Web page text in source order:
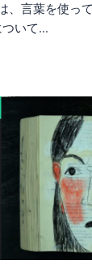
、言葉を使っ
ついて…